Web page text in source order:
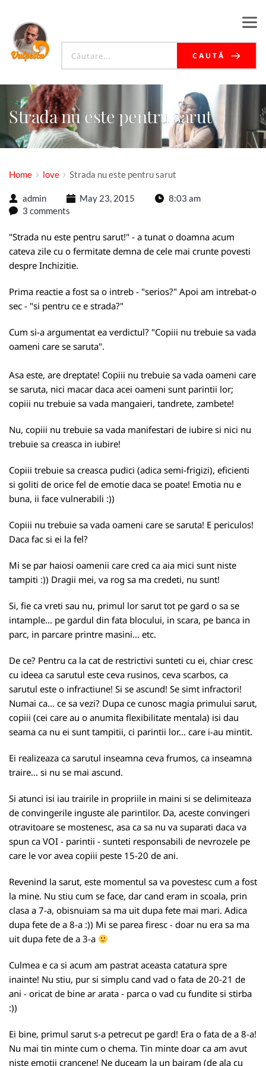
CAUTĂ
Strada nu este pentru sarut
Home love Strada nu este pentru sarut
admin May 23, 2015
8:03 am
3 comments
"Strada nu este pentru sarut!" - a tunat o doamna acum
cateva zile cu o fermitate demna de cele mai crunte povesti
despre Inchizitie.
Prima reactie a fost sa o intreb - "serios?" Apoi am intrebat-o
sec - "si pentru ce e strada?"
Cum si-a argumentat ea verdictul? "Copiii nu trebuie sa vada
oameni care se saruta".
Asa este, are dreptate! Copiii nu trebuie sa vada oameni care
se saruta, nici macar daca acei oameni sunt parintii lor;
copiii nu trebuie sa vada mangaieri, tandrete, zambete!
Nu, copiii nu trebuie sa vada manifestari de iubire si nici nu
trebuie sa creasca in iubire!
Copiii trebuie sa creasca pudici (adica semi-frigizi), eficienti
si goliti de orice fel de emotie daca se poate! Emotia nu e
buna, ii face vulnerabili :))
Copiii nu trebuie sa vada oameni care se saruta! E periculos!
Daca fac si ei la fel?
Mi se par haiosi oamenii care cred ca aia mici sunt niste
tampiti :)) Dragii mei, va rog sa ma credeti, nu sunt!
Si, fie ca vreti sau nu, primul lor sarut tot pe gard o sa se
intample... pe gardul din fata blocului, in scara, pe banca in
parc, in parcare printre masini... etc.
De ce? Pentru ca la cat de restrictivi sunteti cu ei, chiar cresc
cu ideea ca sarutul este ceva rusinos, ceva scarbos, ca
sarutul este o infractiune! Si se ascund! Se simt infractori!
Numai ca... ce sa vezi? Dupa ce cunosc magia primului sarut,
copiii (cei care au o anumita flexibilitate mentala) isi dau
seama ca nu ei sunt tampitii, ci parintii lor... care i-au mintit.
Ei realizeaza ca sarutul inseamna ceva frumos, ca inseamna
traire... si nu se mai ascund.
Si atunci isi iau trairile in propriile in maini si se delimiteaza
de convingerile inguste ale parintilor. Da, aceste convingeri
otravitoare se mostenesc, asa ca sa nu va suparati daca va
spun ca VOI - parintii - sunteti responsabili de nevrozele pe
care le vor avea copiii peste 15-20 de ani.
Revenind la sarut, este momentul sa va povestesc cum a fost
la mine. Nu stiu cum se face, dar cand eram in scoala, prin
clasa a 7-a, obisnuiam sa ma uit dupa fete mai mari. Adica
dupa fete de a 8-a :)) Mi se parea firesc - doar nu era sa ma
uit dupa fete de a 3-a
Culmea e ca si acum am pastrat aceasta catatura spre
inainte! Nu stiu, pur si simplu cand vad o fata de 20-21 de
ani - oricat de bine ar arata - parca o vad cu fundite si stirba
:))
Ei bine, primul sarut s-a petrecut pe gard! Era o fata de a 8-a!
Nu mai tin minte cum o chema. Tin minte doar ca am avut
niste emotii crancene! Ne duceam la un bairam (de ala cu